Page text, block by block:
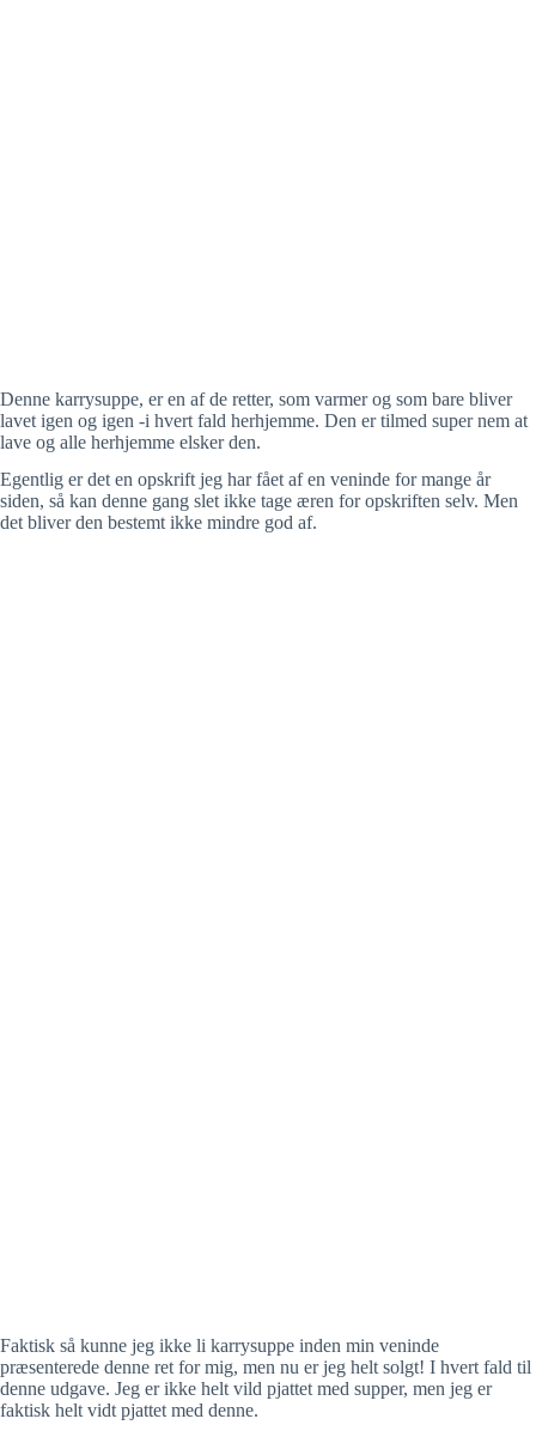
Denne karrysuppe, er en af de retter, som varmer og som bare bliver
lavet igen og igen -i hvert fald herhjemme. Den er tilmed super nem at
lave og alle herhjemme elsker den.
Egentlig er det en opskrift jeg har fået af en veninde for mange år
siden, så kan denne gang slet ikke tage æren for opskriften selv. Men
det bliver den bestemt ikke mindre god af.
Faktisk så kunne jeg ikke li karrysuppe inden min veninde
præsenterede denne ret for mig, men nu er jeg helt solgt! I hvert fald til
denne udgave. Jeg er ikke helt vild pjattet med supper, men jeg er
faktisk helt vidt pjattet med denne.